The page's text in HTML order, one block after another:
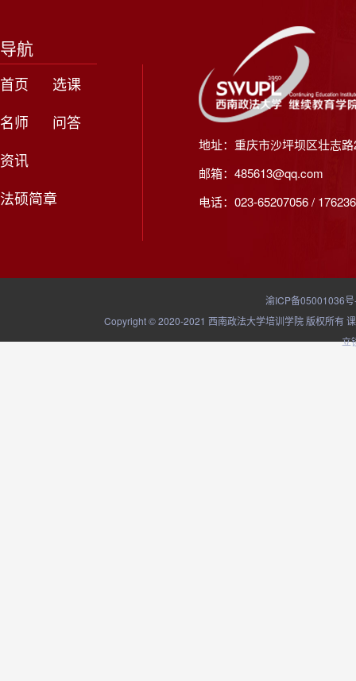
导航
首页
选课
名师
问答
资讯
法硕简章
地址：重庆市沙坪坝区壮志
邮箱：485613@qq.com
电话：023-65207056 /
渝ICP备05001036
Copyright © 2020-2021 西南政法大学培训学院 版权所有
立